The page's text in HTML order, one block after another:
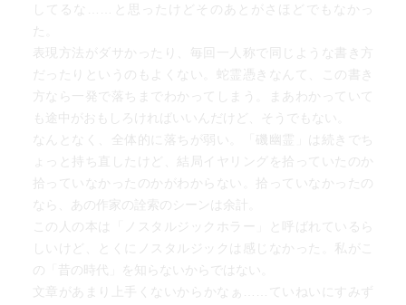
してるな……と思ったけどそのあとがさほどでもなかっ
た。
表現方法がダサかったり、毎回一人称で同じような書き方
だったりというのもよくない。蛇霊憑きなんて、この書き
方なら一発で落ちまでわかってしまう。まあわかっていて
も途中がおもしろければいいんだけど、そうでもない。
なんとなく、全体的に落ちが弱い。「磯幽霊」は続きでち
ょっと持ち直したけど、結局イヤリングを拾っていたのか
拾っていなかったのかがわからない。拾っていなかったの
なら、あの作家の詮索のシーンは余計。
この人の本は「ノスタルジックホラー」と呼ばれているら
しいけど、とくにノスタルジックは感じなかった。私がこ
の「昔の時代」を知らないからではない。
文章があまり上手くないからかなぁ……ていねいにすみず